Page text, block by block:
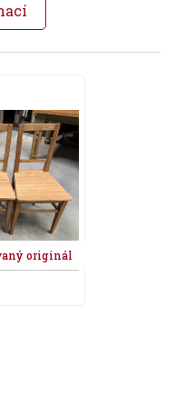
originál